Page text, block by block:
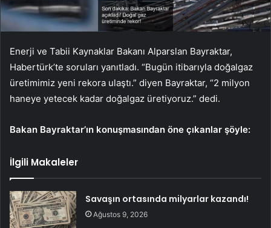
Enerji ve Tabii Kaynaklar Bakanı Alparslan Bayraktar,
Habertürk’te soruları yanıtladı. “Bugün itibarıyla doğalgaz
üretimimiz yeni rekora ulaştı.” diyen Bayraktar, “2 milyon
haneye yetecek kadar doğalgaz üretiyoruz.” dedi.
Bakan Bayraktar’ın konuşmasından öne çıkanlar şöyle:
İlgili Makaleler
Savaşın ortasında milyarlar kazandı!
Ağustos 9, 2026